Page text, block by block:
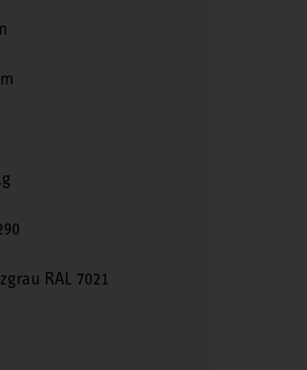
RAL 7021